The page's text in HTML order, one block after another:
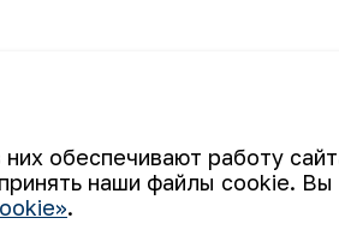
обеспечивают работу
наши файлы cookie.
.